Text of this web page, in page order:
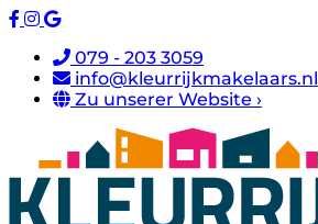
079 - 203 3059
info@kleurrijkmakelaars.nl
Zu unserer Website ›